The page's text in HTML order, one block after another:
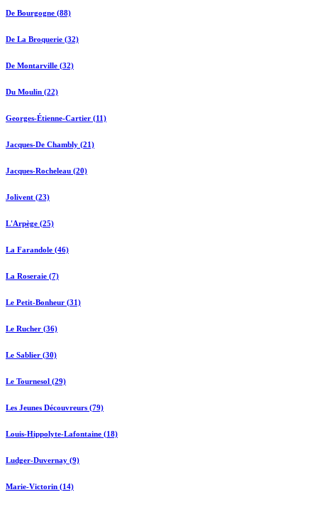
De Bourgogne (88)
De La Broquerie (32)
De Montarville (32)
Du Moulin (22)
Georges-Étienne-Cartier (11)
Jacques-De Chambly (21)
Jacques-Rocheleau (20)
Jolivent (23)
L'Arpège (25)
La Farandole (46)
La Roseraie (7)
Le Petit-Bonheur (31)
Le Rucher (36)
Le Sablier (30)
Le Tournesol (29)
Les Jeunes Découvreurs (79)
Louis-Hippolyte-Lafontaine (18)
Ludger-Duvernay (9)
Marie-Victorin (14)